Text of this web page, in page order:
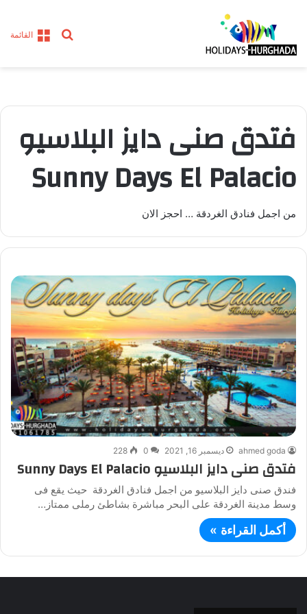
القائمة
بحث
فتدق صنى دايز البلاسيو
Sunny Days El Palacio
من اجمل فنادق الغردقة … احجز الان
ahmed goda ديسمبر 16, 2021 0
228
فتدق صنى دايز البلاسيو Sunny Days El Palacio
فندق صنى دايز البلاسيو من اجمل فنادق الغردقة حيث يقع فى
وسط مدينة الغردقة على البحر مباشرة بشاطئ رملى ممتاز…
أكمل القراءة »